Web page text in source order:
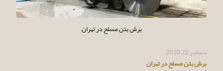
برش بتن مسلح در تهران
دسامبر 22, 2020
برش بتن مسلح در تهران